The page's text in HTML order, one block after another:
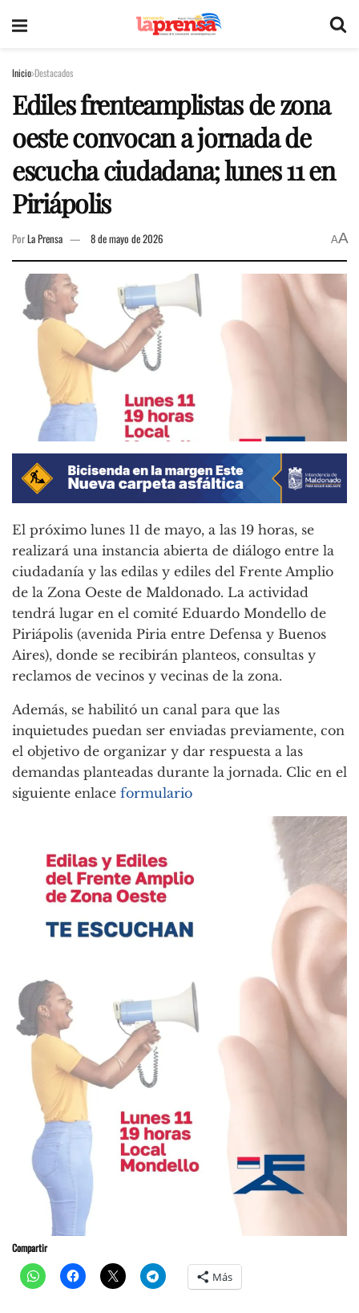
Inicio Destacados
Ediles frenteamplistas de zona
oeste convocan a jornada de
escucha ciudadana; lunes 11 en
Piriápolis
PorLa Prensa 8 de mayo de 2026 AA
El próximo lunes 11 de mayo, a las 19 horas, se
realizará una instancia abierta de diálogo entre la
ciudadanía y las edilas y ediles del Frente Amplio
de la Zona Oeste de Maldonado. La actividad
tendrá lugar en el comité Eduardo Mondello de
Piriápolis (avenida Piria entre Defensa y Buenos
Aires), donde se recibirán planteos, consultas y
reclamos de vecinos y vecinas de la zona.
Además, se habilitó un canal para que las
inquietudes puedan ser enviadas previamente, con
el objetivo de organizar y dar respuesta a las
demandas planteadas durante la jornada. Clic en el
siguiente enlace formulario
Compartir
Más